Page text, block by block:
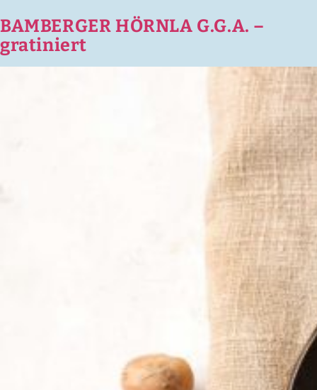
BAMBERGER HÖRNLA G.G.A. –
gratiniert